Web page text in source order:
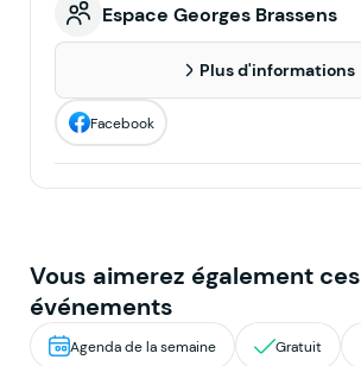
Espace Georges Brassens
Plus d'informations
Facebook
Vous aimerez également ces
événements
Agenda de la semaine Gratuit